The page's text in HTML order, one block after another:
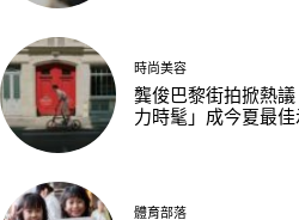
時尚美容
龔俊巴黎街拍掀熱
力時髦」成今夏最
體育部落